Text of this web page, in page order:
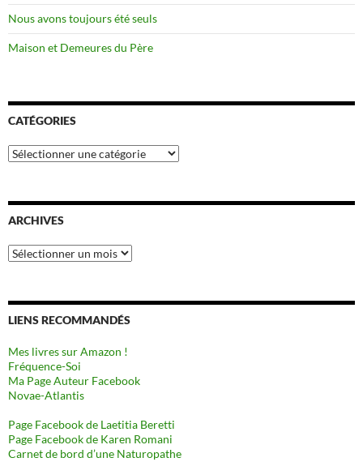
Nous avons toujours été seuls
Maison et Demeures du Père
CATÉGORIES
Catégories
ARCHIVES
Archives
LIENS RECOMMANDÉS
Mes livres sur Amazon !
Fréquence-Soi
Ma Page Auteur Facebook
Novae-Atlantis
Page Facebook de Laetitia Beretti
Page Facebook de Karen Romani
Carnet de bord d’une Naturopathe